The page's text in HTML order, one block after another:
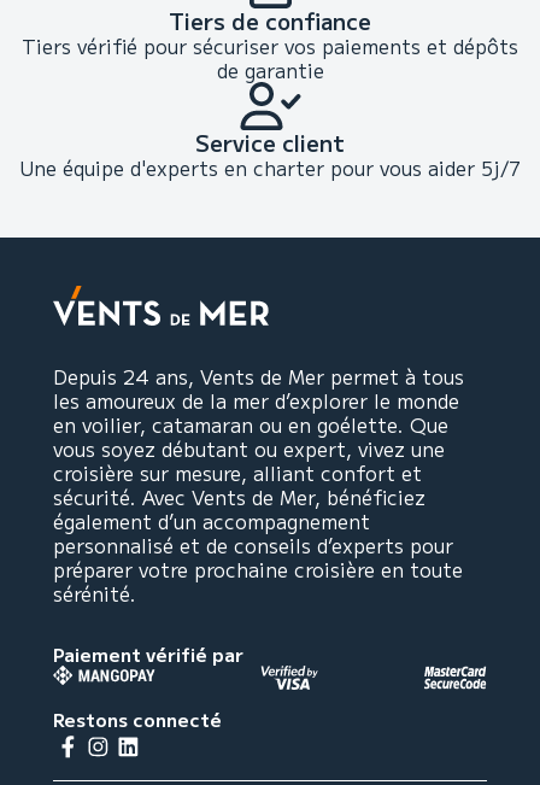
Tiers de confiance
Tiers vérifié pour sécuriser vos paiements et dépôts
de garantie
Service client
Une équipe d'experts en charter pour vous aider 5j/7
Depuis 24 ans, Vents de Mer permet à tous
les amoureux de la mer d’explorer le monde
en voilier, catamaran ou en goélette. Que
vous soyez débutant ou expert, vivez une
croisière sur mesure, alliant confort et
sécurité. Avec Vents de Mer, bénéficiez
également d’un accompagnement
personnalisé et de conseils d’experts pour
préparer votre prochaine croisière en toute
sérénité.
Paiement vérifié par
Restons connecté